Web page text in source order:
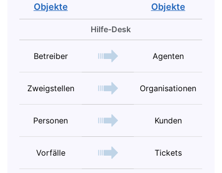
Objekte
Objekte
Hilfe-Desk
Betreiber Agenten
Zweigstellen Organisationen
Personen Kunden
Vorfälle Tickets